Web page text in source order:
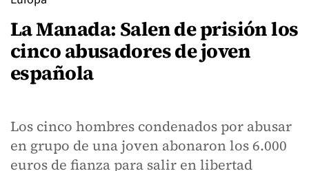
La Manada: Salen de prisión los
cinco abusadores de joven
española
Los cinco hombres condenados por abusar
en grupo de una joven abonaron los 6.000
euros de fianza para salir en libertad